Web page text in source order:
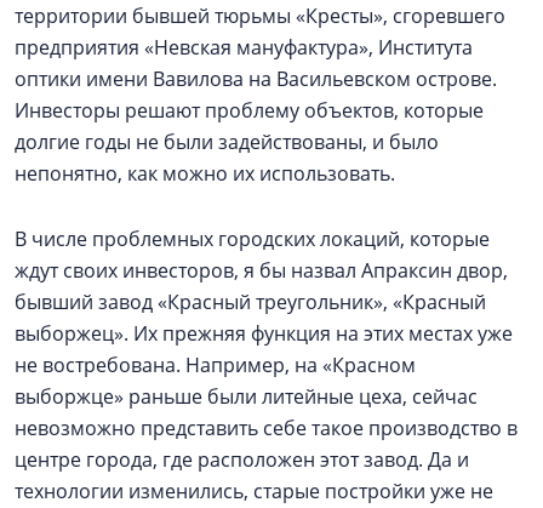
территории бывшей тюрьмы «Кресты», сгоревшего
предприятия «Невская мануфактура», Института
оптики имени Вавилова на Васильевском острове.
Инвесторы решают проблему объектов, которые
долгие годы не были задействованы, и было
непонятно, как можно их использовать.
В числе проблемных городских локаций, которые
ждут своих инвесторов, я бы назвал Апраксин двор,
бывший завод «Красный треугольник», «Красный
выборжец». Их прежняя функция на этих местах уже
не востребована. Например, на «Красном
выборжце» раньше были литейные цеха, сейчас
невозможно представить себе такое производство в
центре города, где расположен этот завод. Да и
технологии изменились, старые постройки уже не